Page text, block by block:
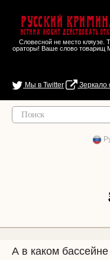
Русский
Истина любит действовать
Словесной не место кляузе.
ораторы! Ваше слово товарищ
Мы в Twitter Зеркало
А в каком